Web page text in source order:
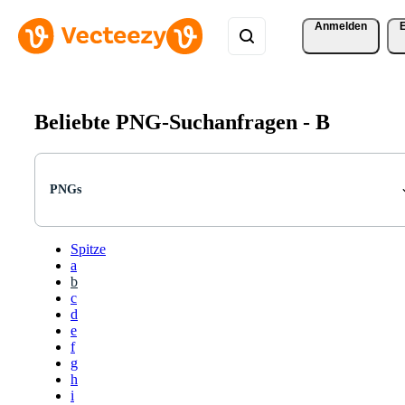
Anmelden
Beliebte PNG-Suchanfragen - B
PNGs
Spitze
a
b
c
d
e
f
g
h
i